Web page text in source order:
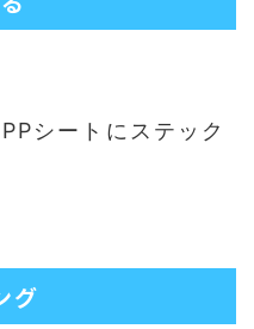
シートにステック
グ